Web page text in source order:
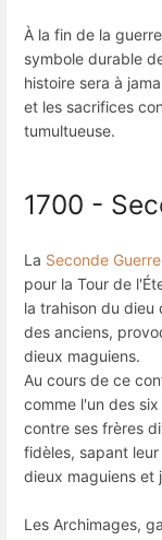
À la fin de la
symbole durable
histoire sera à
et les sacrifices
tumultueuse.
1700 -
La Seconde
pour la Tour de
la trahison du dieu
des anciens,
dieux maguiens.
Au cours de ce
comme l'un des
contre ses frères
fidèles, sapant
dieux maguiens et
Les Archimages,